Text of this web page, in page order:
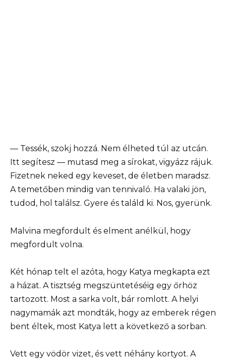
— Tessék, szokj hozzá. Nem élheted túl az utcán.
Itt segítesz — mutasd meg a sírokat, vigyázz rájuk.
Fizetnek neked egy keveset, de életben maradsz.
A temetőben mindig van tennivaló. Ha valaki jön,
tudod, hol találsz. Gyere és találd ki. Nos, gyerünk.
Malvina megfordult és elment anélkül, hogy
megfordult volna.
Két hónap telt el azóta, hogy Katya megkapta ezt
a házat. A tisztség megszüntetéséig egy őrhöz
tartozott. Most a sarka volt, bár romlott. A helyi
nagymamák azt mondták, hogy az emberek régen
bent éltek, most Katya lett a következő a sorban.
Vett egy vödör vizet, és vett néhány kortyot. A